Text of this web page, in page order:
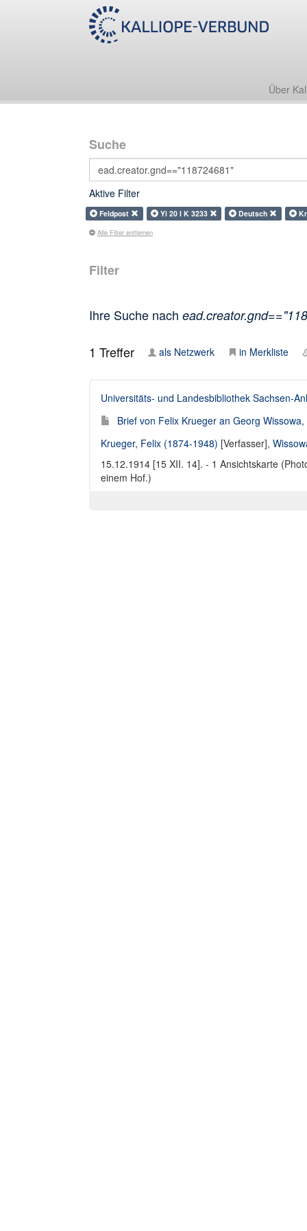
Über
Suche
Aktive Filter
Feldpost Yi 20 I K 3233 Deutsch
Alle Filter entfernen
Filter
Ihre Suche nach
1 Treffer als Netzwerk in Merkliste
Universitäts- und Landesbibliothek Sachsen-
Brief von Felix Krueger an Georg
Krueger, Felix (1874-1948) [Verfasser],
15.12.1914 [15 XII. 14]. - 1 Ansichtskarte
einem Hof.)